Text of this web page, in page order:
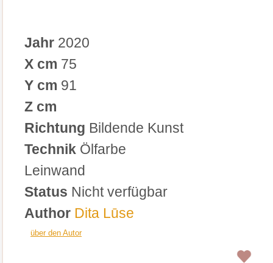
Jahr 2020
X cm 75
Y cm 91
Z cm
Richtung Bildende Kunst
Technik Ölfarbe
Leinwand
Status Nicht verfügbar
Author Dita Lūse
über den Autor